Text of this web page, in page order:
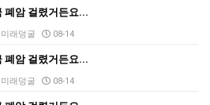
폐암 걸렸거든요...
래덩굴 08-14
폐암 걸렸거든요...
래덩굴 08-14